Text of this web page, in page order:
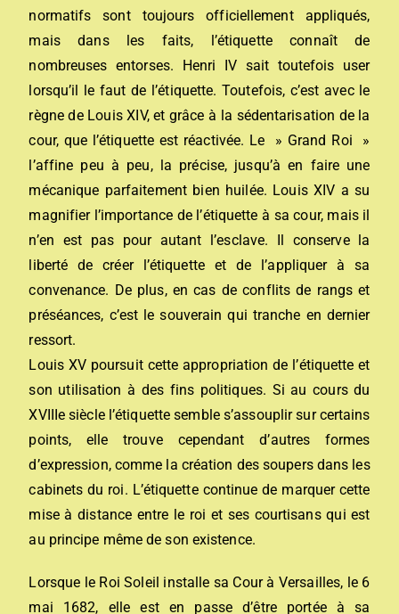
normatifs sont toujours officiellement appliqués,
mais dans les faits, l’étiquette connaît de
nombreuses entorses. Henri IV sait toutefois user
lorsqu’il le faut de l’étiquette. Toutefois, c’est avec le
règne de Louis XIV, et grâce à la sédentarisation de la
cour, que l’étiquette est réactivée. Le » Grand Roi »
l’affine peu à peu, la précise, jusqu’à en faire une
mécanique parfaitement bien huilée. Louis XIV a su
magnifier l’importance de l’étiquette à sa cour, mais il
n’en est pas pour autant l’esclave. Il conserve la
liberté de créer l’étiquette et de l’appliquer à sa
convenance. De plus, en cas de conflits de rangs et
préséances, c’est le souverain qui tranche en dernier
ressort.
Louis XV poursuit cette appropriation de l’étiquette et
son utilisation à des fins politiques. Si au cours du
XVIIIe siècle l’étiquette semble s’assouplir sur certains
points, elle trouve cependant d’autres formes
d’expression, comme la création des soupers dans les
cabinets du roi. L’étiquette continue de marquer cette
mise à distance entre le roi et ses courtisans qui est
au principe même de son existence.
Lorsque le Roi Soleil installe sa Cour à Versailles, le 6
mai 1682, elle est en passe d’être portée à sa